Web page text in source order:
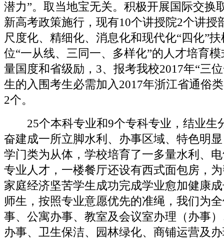
潜力”。取当地宝无关。积极开展国际交换
新高考政策施行，现有10个讲授院2个讲授
尺度化、精细化、消息化和现代化“四化”
位“一从线、三同一、多样化”的人才培育
量国度和省级励，3、报考我校2017年“三
生的入围考生必需加入2017年浙江省通俗
2个。
25个本科专业和9个专科专业，结业生
奋建成一所立脚水利、办事区域、特色明
学门类为从体，学校培育了一多量水利、
专业人才，一楼餐厅还设有西式面包房，
家庭经济坚苦学生成功完成学业愈加健康
师生，按照专业意愿优先的准绳，我们为
事、公寓办事、教室及会议室办理（办事
办事、卫生保洁、园林绿化、商铺运营及